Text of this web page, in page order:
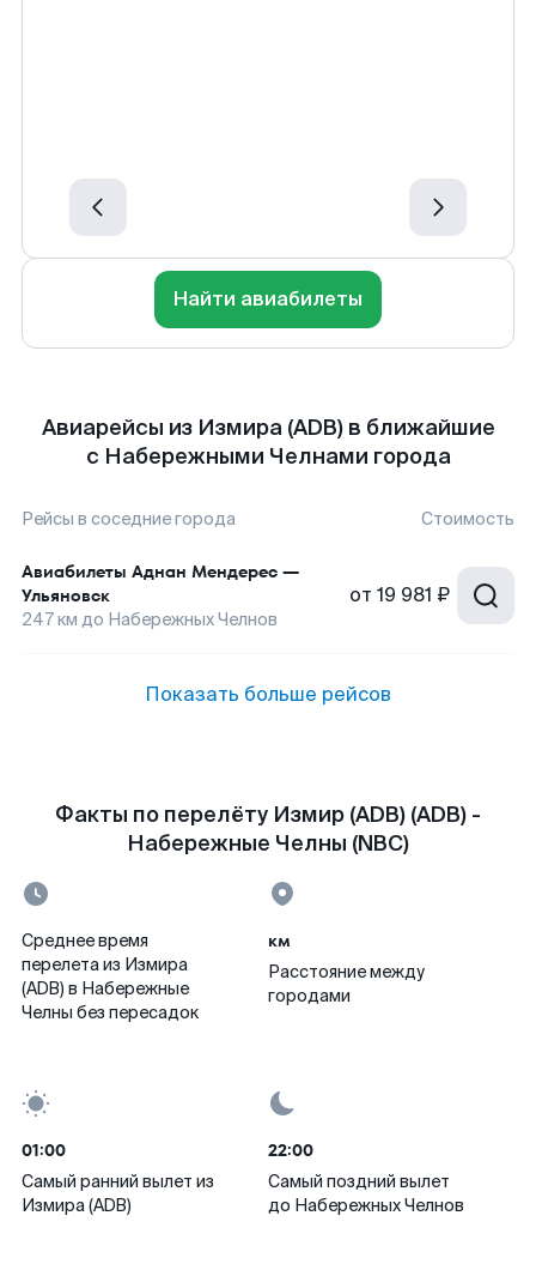
Найти авиабилеты
Авиарейсы из Измира (ADB) в ближайшие
с Набережными Челнами города
Рейсы в соседние города Стоимость
Авиабилеты Аднан Мендерес —
Ульяновск
247км до Набережных Челнов
от 19 981 ₽
Показать больше рейсов
Факты по перелёту Измир (ADB) (ADB) -
Набережные Челны (NBC)
Среднее время
перелета из Измира
(ADB) в Набережные
Челны без пересадок
км
Расстояние между
городами
01:00
Самый ранний вылет из
Измира (ADB)
22:00
Самый поздний вылет
до Набережных Челнов